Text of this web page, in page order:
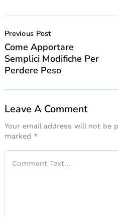
Navigation
Previous Post
Come Apportare
Semplici Modifiche Per
Perdere Peso
Leave A Comment
Your email address will not be
marked *